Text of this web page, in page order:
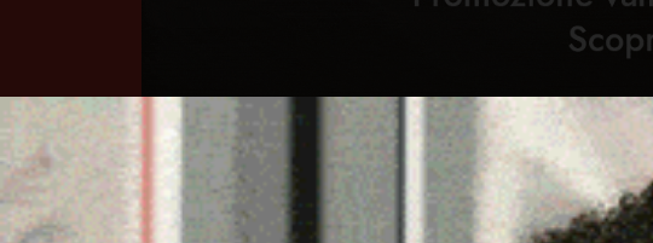
Home Ozieri Territorio Sardegna Cronaca